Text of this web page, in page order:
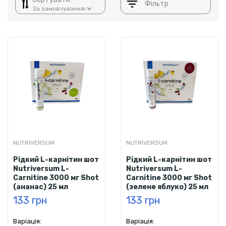
Фільтр
NUTRIVERSUM
Рідкий L-карнітин шот
Nutriversum L-
Carnitine 3000 мг Shot
(ананас) 25 мл
133 грн
Варіація:
NUTRIVERSUM
Рідкий L-карнітин шот
Nutriversum L-
Carnitine 3000 мг Shot
(зелене яблуко) 25 мл
133 грн
Варіація: